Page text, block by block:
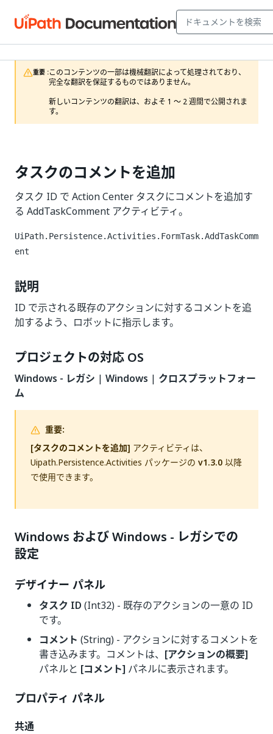
重要 :このコンテンツの一部は機械翻訳によって処理されており、
完全な翻訳を保証するものではありません。
新しいコンテンツの翻訳は、およそ 1 ～ 2 週間で公開されま
す。
タスクのコメントを追加
タスク ID で Action Center タスクにコメントを追加す
る AddTaskComment アクティビティ。
UiPath.Persistence.Activities.FormTask.AddTaskComm
ent
説明
ID で示される既存のアクションに対するコメントを追
加するよう、ロボットに指示します。
プロジェクトの対応 OS
Windows - レガシ | Windows | クロスプラットフォー
ム
重要:
[タスクのコメントを追加] アクティビティは、
Uipath.Persistence.Activities パッケージの v1.3.0以降
で使用できます。
Windows および Windows - レガシでの
設定
デザイナー パネル
タスク ID (Int32) - 既存のアクションの一意の ID
です。
コメント (String) - アクションに対するコメントを
書き込みます。コメントは、 [アクションの概要]
パネルと [コメント] パネルに表示されます。
プロパティ パネル
共通